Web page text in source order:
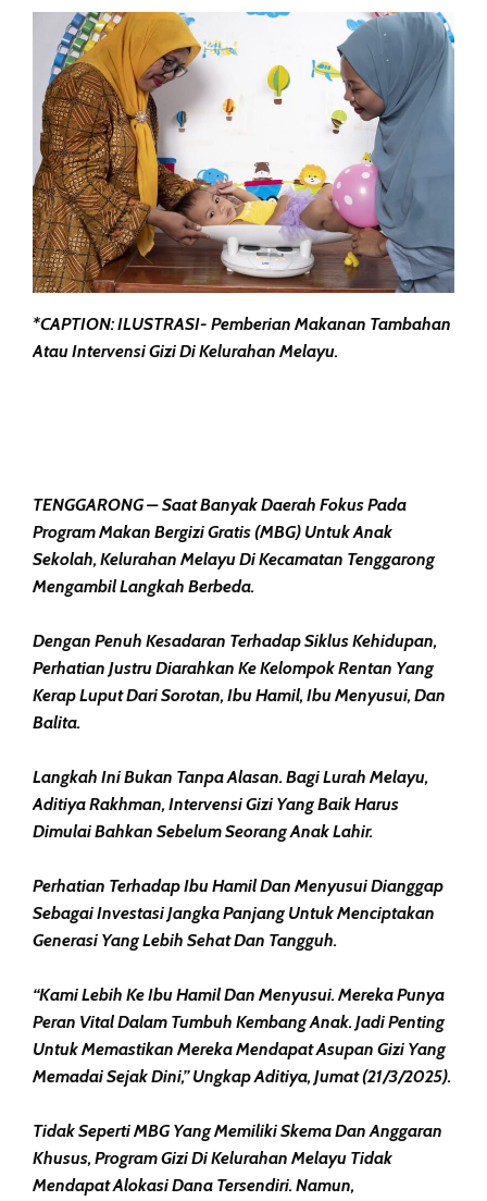
*CAPTION: ILUSTRASI- Pemberian Makanan Tambahan
Atau Intervensi Gizi Di Kelurahan Melayu.
TENGGARONG – Saat Banyak Daerah Fokus Pada
Program Makan Bergizi Gratis (MBG) Untuk Anak
Sekolah, Kelurahan Melayu Di Kecamatan Tenggarong
Mengambil Langkah Berbeda.
Dengan Penuh Kesadaran Terhadap Siklus Kehidupan,
Perhatian Justru Diarahkan Ke Kelompok Rentan Yang
Kerap Luput Dari Sorotan, Ibu Hamil, Ibu Menyusui, Dan
Balita.
Langkah Ini Bukan Tanpa Alasan. Bagi Lurah Melayu,
Aditiya Rakhman, Intervensi Gizi Yang Baik Harus
Dimulai Bahkan Sebelum Seorang Anak Lahir.
Perhatian Terhadap Ibu Hamil Dan Menyusui Dianggap
Sebagai Investasi Jangka Panjang Untuk Menciptakan
Generasi Yang Lebih Sehat Dan Tangguh.
“Kami Lebih Ke Ibu Hamil Dan Menyusui. Mereka Punya
Peran Vital Dalam Tumbuh Kembang Anak. Jadi Penting
Untuk Memastikan Mereka Mendapat Asupan Gizi Yang
Memadai Sejak Dini,” Ungkap Aditiya, Jumat (21/3/2025).
Tidak Seperti MBG Yang Memiliki Skema Dan Anggaran
Khusus, Program Gizi Di Kelurahan Melayu Tidak
Mendapat Alokasi Dana Tersendiri. Namun,